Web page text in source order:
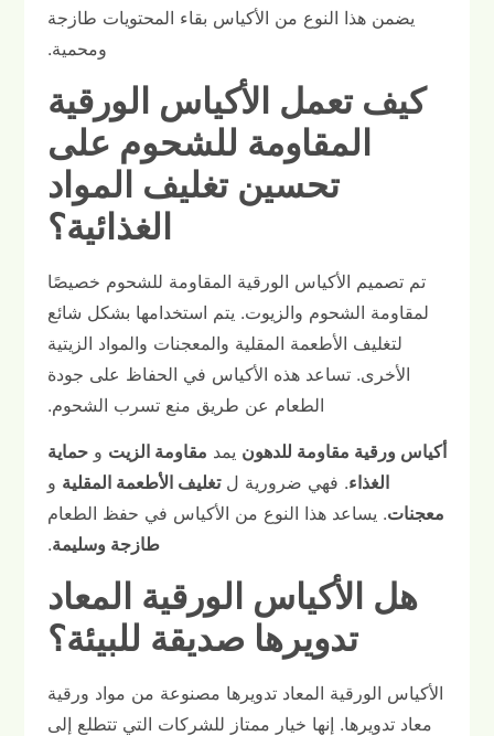
يضمن هذا النوع من الأكياس بقاء المحتويات طازجة
ومحمية.
كيف تعمل الأكياس الورقية
المقاومة للشحوم على
تحسين تغليف المواد
الغذائية؟
تم تصميم الأكياس الورقية المقاومة للشحوم خصيصًا
لمقاومة الشحوم والزيوت. يتم استخدامها بشكل شائع
لتغليف الأطعمة المقلية والمعجنات والمواد الزيتية
الأخرى. تساعد هذه الأكياس في الحفاظ على جودة
الطعام عن طريق منع تسرب الشحوم.
أكياس ورقية مقاومة للدهون يمد مقاومة الزيت وحماية
الغذاء. فهي ضرورية لتغليف الأطعمة المقلية و
معجنات. يساعد هذا النوع من الأكياس في حفظ الطعام
طازجة وسليمة.
هل الأكياس الورقية المعاد
تدويرها صديقة للبيئة؟
الأكياس الورقية المعاد تدويرها مصنوعة من مواد ورقية
معاد تدويرها. إنها خيار ممتاز للشركات التي تتطلع إلى